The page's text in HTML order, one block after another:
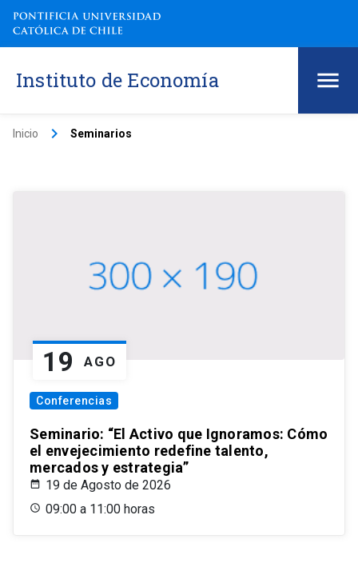
Instituto de Economía
Inicio keyboard_arrow_right Seminarios
19 AGO
Conferencias
Seminario: “El Activo que Ignoramos: Cómo
el envejecimiento redefine talento,
mercados y estrategia”
19 de Agosto de 2026
09:00 a 11:00 horas